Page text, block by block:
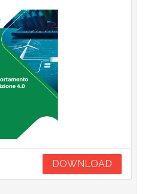
DOWNLOAD